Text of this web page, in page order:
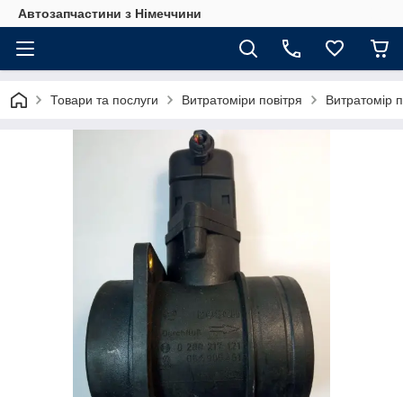
Автозапчастини з Німеччини
Товари та послуги Витратоміри повітря Витратомір